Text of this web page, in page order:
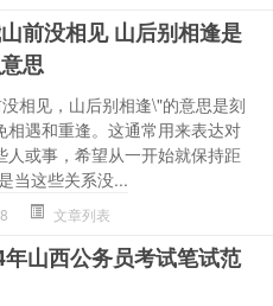
前没相见 山后别相逢是
思
相见，山后别相逢\"的意思是刻
相遇和重逢。这通常用来表达对
人或事，希望从一开始就保持距
当这些关系没...
文章列表
年山西公务员考试笔试范